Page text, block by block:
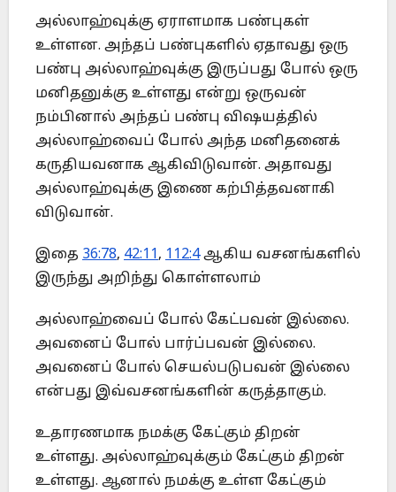
அல்லாஹ்வுக்கு ஏராளமாக பண்புகள்
உள்ளன. அந்தப் பண்புகளில் ஏதாவது ஒரு
பண்பு அல்லாஹ்வுக்கு இருப்பது போல் ஒரு
மனிதனுக்கு உள்ளது என்று ஒருவன்
நம்பினால் அந்தப் பண்பு விஷயத்தில்
அல்லாஹ்வைப் போல் அந்த மனிதனைக்
கருதியவனாக ஆகிவிடுவான். அதாவது
அல்லாஹ்வுக்கு இணை கற்பித்தவனாகி
விடுவான்.
இதை 36:78, 42:11, 112:4ஆகிய வசனங்களில்
இருந்து அறிந்து கொள்ளலாம்
அல்லாஹ்வைப் போல் கேட்பவன் இல்லை.
அவனைப் போல் பார்ப்பவன் இல்லை.
அவனைப் போல் செயல்படுபவன் இல்லை
என்பது இவ்வசனங்களின் கருத்தாகும்.
உதாரணமாக நமக்கு கேட்கும் திறன்
உள்ளது. அல்லாஹ்வுக்கும் கேட்கும் திறன்
உள்ளது. ஆனால் நமக்கு உள்ள கேட்கும்